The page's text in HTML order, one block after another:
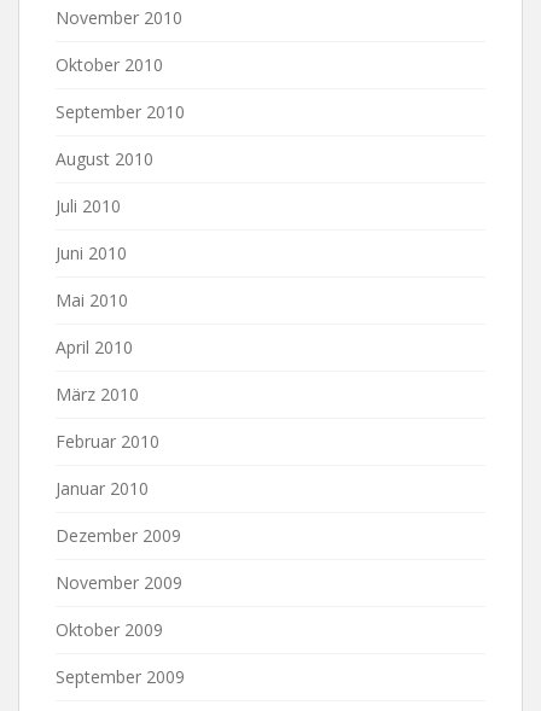
November 2010
Oktober 2010
September 2010
August 2010
Juli 2010
Juni 2010
Mai 2010
April 2010
März 2010
Februar 2010
Januar 2010
Dezember 2009
November 2009
Oktober 2009
September 2009